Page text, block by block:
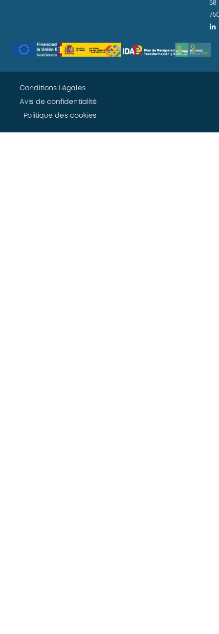
58
Conditions Légales
Avis de confidentialité
Politique des cookies